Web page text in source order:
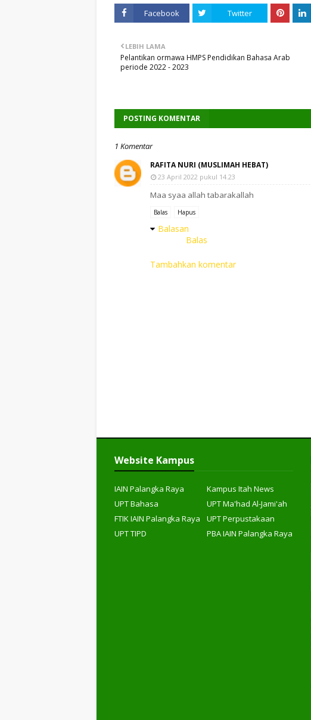
Facebook Twitter
LEBIH LAMA
Pelantikan ormawa HMPS Pendidikan Bahasa Arab
periode 2022 - 2023
POSTING KOMENTAR
1 Komentar
RAFITA NURI (MUSLIMAH HEBAT)
23 April 2022 pukul 14.23
Maa syaa allah tabarakallah
Balas Hapus
Balasan
Balas
Tambahkan komentar
Website Kampus
IAIN Palangka Raya
Kampus Itah News
UPT Bahasa
UPT Ma'had Al-Jami'ah
FTIK IAIN Palangka Raya
UPT Perpustakaan
UPT TIPD
PBA IAIN Palangka Raya